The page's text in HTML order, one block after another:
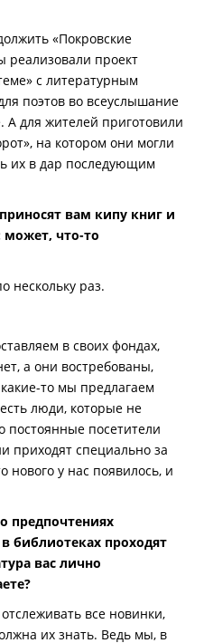
«Покровские
реализовали проект
с литературным
поэтов во всеуслышание
А для жителей приготовили
на котором они могли
их в дар последующим
вам кипу книг и
может, что-то
нескольку раз.
в своих фондах,
а они востребованы,
то мы предлагаем
люди, которые не
постоянные посетители
приходят специально за
нового у нас появилось, и
предпочтениях
библиотеках проходят
вас лично
все новинки,
их знать. Ведь мы, в